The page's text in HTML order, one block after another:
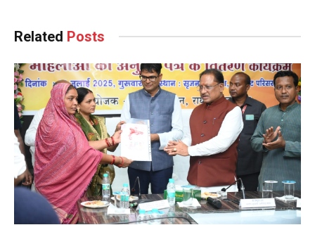
Related Posts